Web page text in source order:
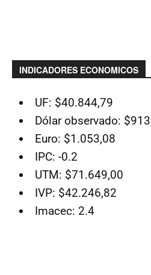
INDICADORES ECONOMICOS
UF: $40.844,79
Dólar observado:
Euro: $1.053,08
IPC: -0.2
UTM: $71.649,00
IVP: $42.246,82
Imacec: 2.4